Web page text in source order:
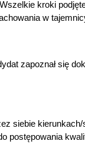
kroki
w
zapoznał się
siebie
postępowania